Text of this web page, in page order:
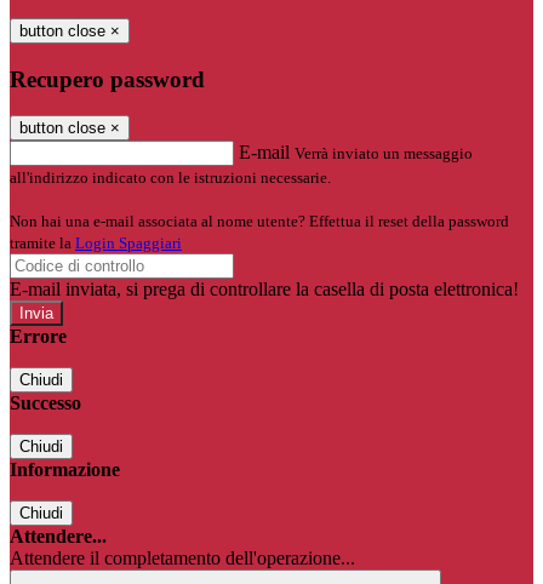
button close ×
Recupero password
button close ×
E-mail Verrà inviato un messaggio
all'indirizzo indicato con le istruzioni necessarie.
Non hai una e-mail associata al nome utente? Effettua il reset della password
tramite la Login Spaggiari
E-mail inviata, si prega di controllare la casella di posta elettronica!
Errore
Chiudi
Successo
Chiudi
Informazione
Chiudi
Attendere...
Attendere il completamento dell'operazione...